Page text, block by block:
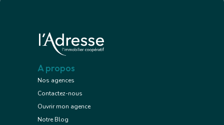
A propos
Nos agences
Contactez-nous
Ouvrir mon agence
Notre Blog